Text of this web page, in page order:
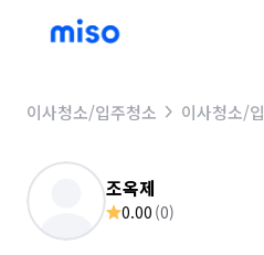
이사청소/입주청소 이사청소/
조옥제
0.00 (0)